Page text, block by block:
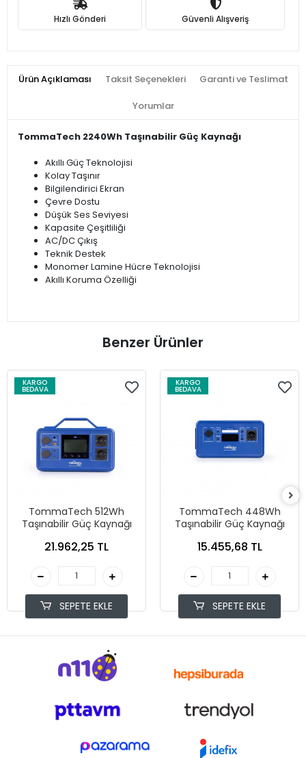
Hızlı Gönderi Güvenli Alışveriş
Ürün Açıklaması Taksit Seçenekleri Garanti ve Teslimat
Yorumlar
TommaTech 2240Wh Taşınabilir Güç Kaynağı
Akıllı Güç Teknolojisi
Kolay Taşınır
Bilgilendirici Ekran
Çevre Dostu
Düşük Ses Seviyesi
Kapasite Çeşitliliği
AC/DC Çıkış
Teknik Destek
Monomer Lamine Hücre Teknolojisi
Akıllı Koruma Özelliği
Benzer Ürünler
KARGO
BEDAVA
TommaTech 512Wh
Taşınabilir Güç Kaynağı
21.962,25 TL
SEPETE EKLE
KARGO
BEDAVA
TommaTech 448Wh
Taşınabilir Güç Kaynağı
15.455,68 TL
SEPETE EKLE